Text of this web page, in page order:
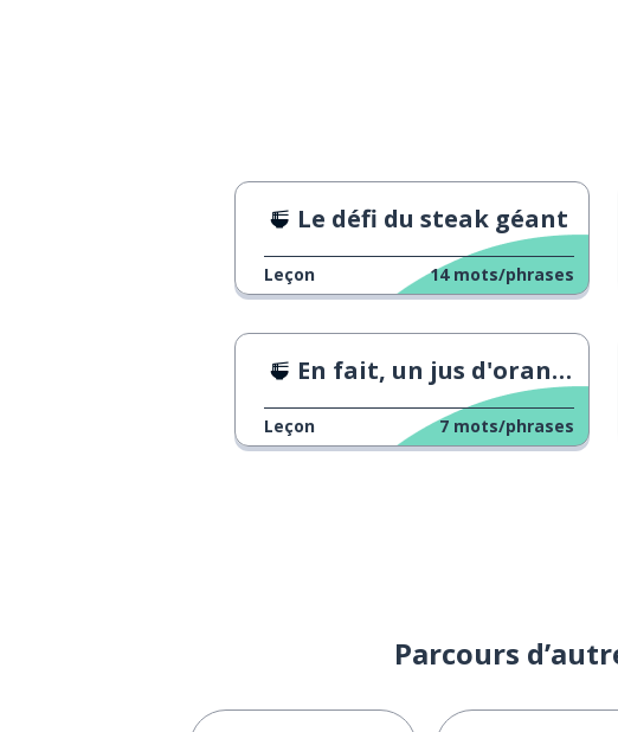
Le défi du steak géant
Leçon 14 mots/phrases
En fait, un jus d'orange, s'il vous plaît
Leçon 7 mots/phrases
Parcours